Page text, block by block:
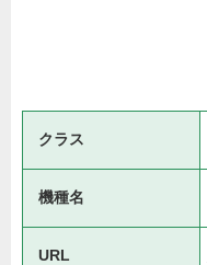
クラス
機種名
URL